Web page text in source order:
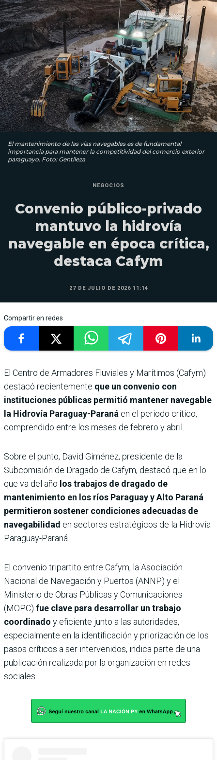
El mantenimiento de las vías navegables es de fundamental
importancia para mantener la competitividad del comercio exterior
paraguayo. Foto: Gentileza
NEGOCIOS
Convenio público-privado
mantuvo la hidrovía
navegable en época crítica,
destaca Cafym
27 DE JULIO DE 2026 11:14
Compartir en redes
El Centro de Armadores Fluviales y Marítimos (Cafym)
destacó recientemente que un convenio con
instituciones públicas permitió mantener navegable
la Hidrovía Paraguay-Paraná en el periodo crítico,
comprendido entre los meses de febrero y abril.
Sobre el punto, David Giménez, presidente de la
Subcomisión de Dragado de Cafym, destacó que en lo
que va del año los trabajos de dragado de
mantenimiento en los ríos Paraguay y Alto Paraná
permitieron sostener condiciones adecuadas de
navegabilidad en sectores estratégicos de la Hidrovía
Paraguay-Paraná.
El convenio tripartito entre Cafym, la Asociación
Nacional de Navegación y Puertos (ANNP) y el
Ministerio de Obras Públicas y Comunicaciones
(MOPC) fue clave para desarrollar un trabajo
coordinado y eficiente junto a las autoridades,
especialmente en la identificación y priorización de los
pasos críticos a ser intervenidos, indica parte de una
publicación realizada por la organización en redes
sociales.